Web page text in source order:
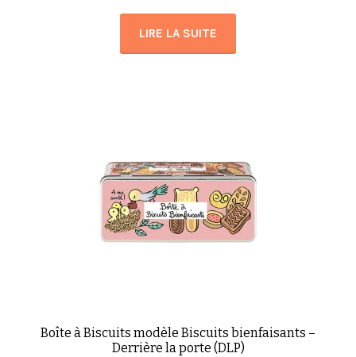
LIRE LA SUITE
Boîte à Biscuits modèle Biscuits bienfaisants –
Derrière la porte (DLP)